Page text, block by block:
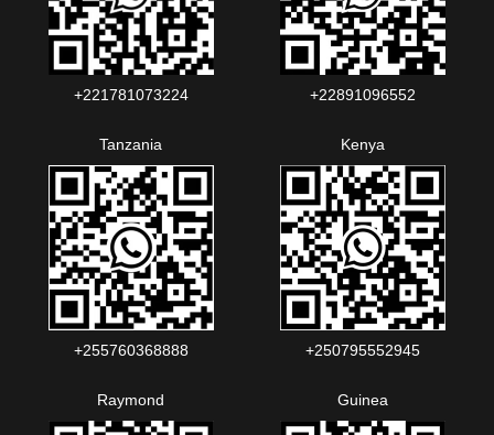
+221781073224‬‬ +22891096552‬‬‬‬
Tanzania
+255760368888
Kenya
+250795552945
Raymond Guinea